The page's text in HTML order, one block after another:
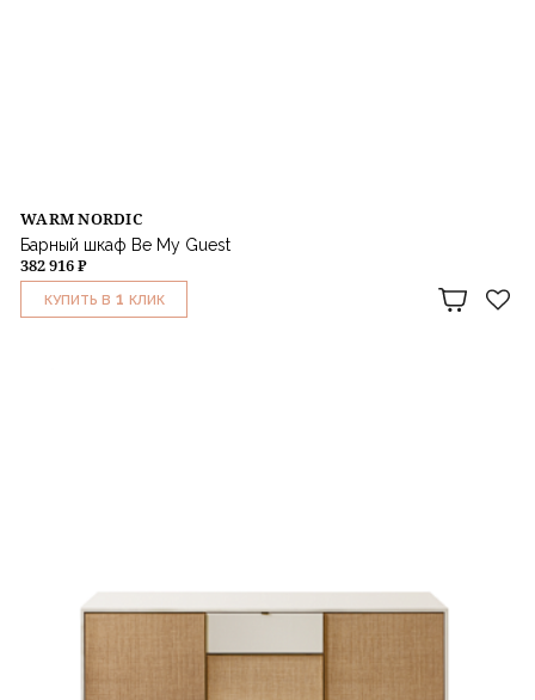
WARM NORDIC
Барный шкаф Be My Guest
382 916 ₽
КУПИТЬ В 1 КЛИК